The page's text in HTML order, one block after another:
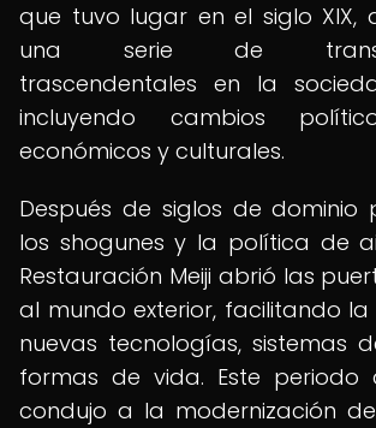
que tuvo lugar en el siglo XIX,
una serie de
trascendentales en la
incluyendo cambios
económicos y culturales.
Después de siglos de
los shogunes y la política de
Restauración Meiji abrió las
al mundo exterior, facilitando
nuevas tecnologías, sistemas
formas de vida. Este periodo
condujo a la modernización